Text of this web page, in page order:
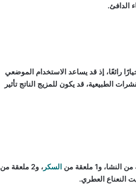
الدافئ.
رائعًا، إذ قد يساعد الاستخدام الموضعي
الطبيعية، قد يكون للمزيج الناتج تأثير
السكر
، و2 ملعقة من